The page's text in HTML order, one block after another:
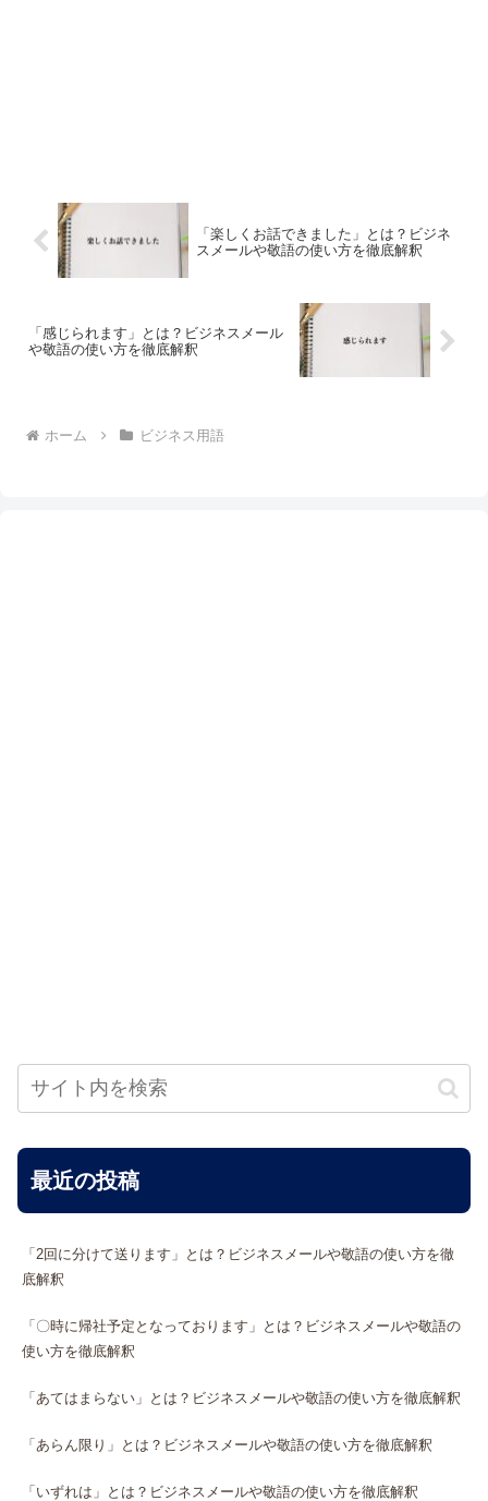
「楽しくお話できました」とは？ビジネ
スメールや敬語の使い方を徹底解釈
「感じられます」とは？ビジネスメール
や敬語の使い方を徹底解釈
ホーム ビジネス用語
最近の投稿
「2回に分けて送ります」とは？ビジネスメールや敬語の使い方を徹
底解釈
「〇時に帰社予定となっております」とは？ビジネスメールや敬語の
使い方を徹底解釈
「あてはまらない」とは？ビジネスメールや敬語の使い方を徹底解釈
「あらん限り」とは？ビジネスメールや敬語の使い方を徹底解釈
「いずれは」とは？ビジネスメールや敬語の使い方を徹底解釈